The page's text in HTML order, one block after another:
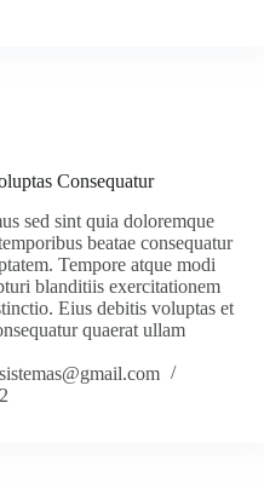
Consequatur
sed sint quia doloremque
beatae consequatur
Tempore atque modi
blanditiis exercitationem
Eius debitis voluptas et
quaerat ullam